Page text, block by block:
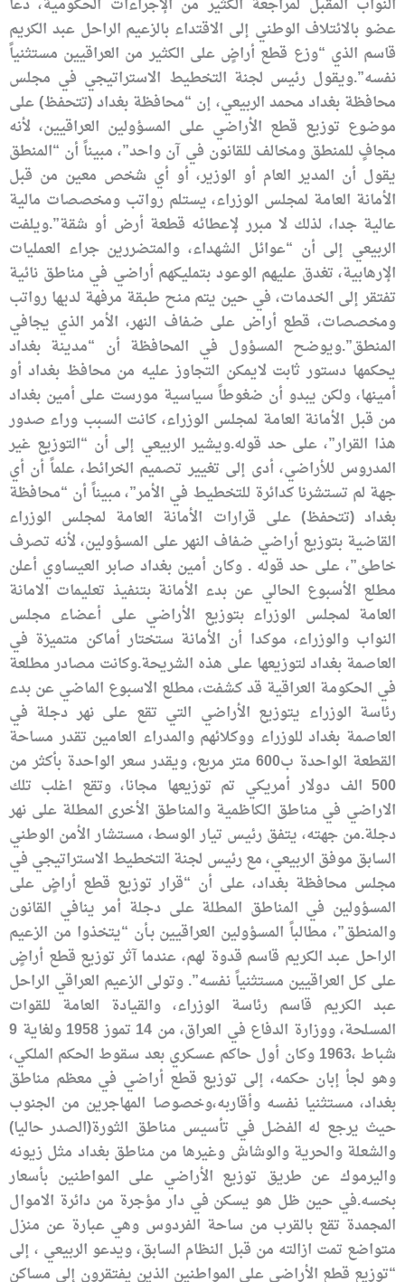
النواب المقبل لمراجعة الكثير من الإجراءات الحكومية، دعا
عضو بالائتلاف الوطني إلى الاقتداء بالزعيم الراحل عبد الكريم
قاسم الذي “وزع قطع أراضٍ على الكثير من العراقيين مستثنياً
نفسه”.ويقول رئيس لجنة التخطيط الاستراتيجي في مجلس
محافظة بغداد محمد الربيعي، إن “محافظة بغداد (تتحفظ) على
موضوع توزيع قطع الأراضي على المسؤولين العراقيين، لأنه
مجافٍ للمنطق ومخالف للقانون في آن واحد”، مبيناً أن “المنطق
يقول أن المدير العام أو الوزير، أو أي شخص معين من قبل
الأمانة العامة لمجلس الوزراء، يستلم رواتب ومخصصات مالية
عالية جدا، لذلك لا مبرر لإعطائه قطعة أرض أو شقة”.ويلفت
الربيعي إلى أن “عوائل الشهداء، والمتضررين جراء العمليات
الإرهابية، تغدق عليهم الوعود بتمليكهم أراضي في مناطق نائية
تفتقر إلى الخدمات، في حين يتم منح طبقة مرفهة لديها رواتب
ومخصصات، قطع أراض على ضفاف النهر، الأمر الذي يجافي
المنطق”.ويوضح المسؤول في المحافظة أن “مدينة بغداد
يحكمها دستور ثابت لايمكن التجاوز عليه من محافظ بغداد أو
أمينها، ولكن يبدو أن ضغوطاً سياسية مورست على أمين بغداد
من قبل الأمانة العامة لمجلس الوزراء، كانت السبب وراء صدور
هذا القرار”، على حد قوله.ويشير الربيعي إلى أن “التوزيع غير
المدروس للأراضي، أدى إلى تغيير تصميم الخرائط، علماً أن أي
جهة لم تستشرنا كدائرة للتخطيط في الأمر”، مبيناً أن “محافظة
بغداد (تتحفظ) على قرارات الأمانة العامة لمجلس الوزراء
القاضية بتوزيع أراضي ضفاف النهر على المسؤولين، لأنه تصرف
خاطئ”، على حد قوله . وكان أمين بغداد صابر العيساوي أعلن
مطلع الأسبوع الحالي عن بدء الأمانة بتنفيذ تعليمات الامانة
العامة لمجلس الوزراء بتوزيع الأراضي على أعضاء مجلس
النواب والوزراء، موكدا أن الأمانة ستختار أماكن متميزة في
العاصمة بغداد لتوزيعها على هذه الشريحة.وكانت مصادر مطلعة
في الحكومة العراقية قد كشفت، مطلع الاسبوع الماضي عن بدء
رئاسة الوزراء يتوزيع الأراضي التي تقع على نهر دجلة في
العاصمة بغداد للوزراء ووكلائهم والمدراء العامين تقدر مساحة
القطعة الواحدة ب600 متر مربع، ويقدر سعر الواحدة بأكثر من
500 الف دولار أمريكي تم توزيعها مجانا، وتقع اغلب تلك
الاراضي في مناطق الكاظمية والمناطق الأخرى المطلة على نهر
دجلة.من جهته، يتفق رئيس تيار الوسط، مستشار الأمن الوطني
السابق موفق الربيعي، مع رئيس لجنة التخطيط الاستراتيجي في
مجلس محافظة بغداد، على أن “قرار توزيع قطع أراضٍ على
المسؤولين في المناطق المطلة على دجلة أمر ينافي القانون
والمنطق”، مطالباً المسؤولين العراقيين بـأن “يتخذوا من الزعيم
الراحل عبد الكريم قاسم قدوة لهم، عندما آثر توزيع قطع أراضٍ
على كل العراقيين مستثنياً نفسه”. وتولى الزعيم العراقي الراحل
عبد الكريم قاسم رئاسة الوزراء، والقيادة العامة للقوات
المسلحة، ووزارة الدفاع في العراق، من 14 تموز 1958 ولغاية 9
شباط ،1963 وكان أول حاكم عسكري بعد سقوط الحكم الملكي،
وهو لجأ إبان حكمه، إلى توزيع قطع أراضي في معظم مناطق
بغداد، مستثنيا نفسه وأقاربه،وخصوصا المهاجرين من الجنوب
حيث يرجع له الفضل في تأسيس مناطق الثورة(الصدر حاليا)
والشعلة والحرية والوشاش وغيرها من مناطق بغداد مثل زيونه
واليرموك عن طريق توزيع الأراضي على المواطنين بأسعار
بخسه.في حين ظل هو يسكن في دار مؤجرة من دائرة الاموال
المجمدة تقع بالقرب من ساحة الفردوس وهي عبارة عن منزل
متواضع تمت ازالته من قبل النظام السابق، ويدعو الربيعي ، إلى
“توزيع قطع الأراضي على المواطنين الذين يفتقرون إلى مساكن